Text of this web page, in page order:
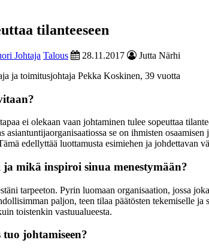
tilanteeseen
Johtaja Talous 28.11.2017
Jutta Närhi
ja toimitusjohtaja Pekka Koskinen, 39 vuotta
ei olekaan vaan johtaminen tulee sopeuttaa
asiantuntijaorganisaatiossa se on ihmisten
edellyttää luottamusta esimiehen ja
mikä inspiroi sinua menestymään?
tarpeeton. Pyrin luomaan organisaation, jossa
paljon, teen tilaa päätösten tekemiselle
toistenkin vastuualueesta.
johtamiseen?